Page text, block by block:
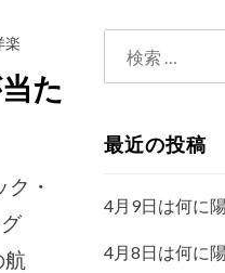
楽
た
・
航
最近の投稿
4月9日は何に
4月8日は何に